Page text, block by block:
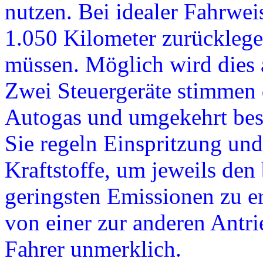
nutzen. Bei idealer
1.050 Kilometer
müssen. Möglich wird dies
Zwei Steuergeräte
Autogas und umgekehrt
Sie regeln Einspritzung
Kraftstoffe, um jeweils den
geringsten Emissionen zu
von einer zur anderen
Fahrer unmerklich.